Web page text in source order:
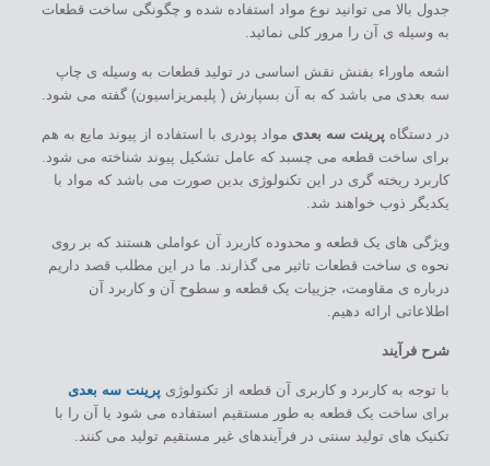
جدول بالا می توانید نوع مواد استفاده شده و چگونگی ساخت قطعات
به وسیله ی آن را مرور کلی نمائید.
اشعه ماوراء بفنش نقش اساسی در تولید قطعات به وسیله ی چاپ
سه بعدی می باشد که به آن بسپارش ( پلیمریزاسیون) گفته می شود.
در دستگاه پرینت سه بعدی مواد پودری با استفاده از پیوند مایع به هم
برای ساخت قطعه می چسبد که عامل تشکیل پیوند شناخته می شود.
کاربرد ریخته گری در این تکنولوژی بدین صورت می باشد که مواد با
یکدیگر ذوب خواهند شد.
ویژگی های یک قطعه و محدوده کاربرد آن عواملی هستند که بر روی
نحوه ی ساخت قطعات تاثیر می گذارند. ما در این مطلب قصد داریم
درباره ی مقاومت، جزییات یک قطعه و سطوح آن و کاربرد آن
اطلاعاتی ارائه دهیم.
شرح فرآیند
با توجه به کاربرد و کاربری آن قطعه از تکنولوژی پرینت سه بعدی
برای ساخت یک قطعه به طور مستقیم استفاده می شود یا آن را با
تکنیک های تولید سنتی در فرآیندهای غیر مستقیم تولید می کنند.